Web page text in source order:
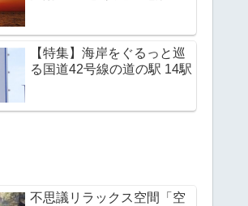
【特集】海岸をぐるっと巡
る国道42号線の道の駅 14駅
不思議リラックス空間「空